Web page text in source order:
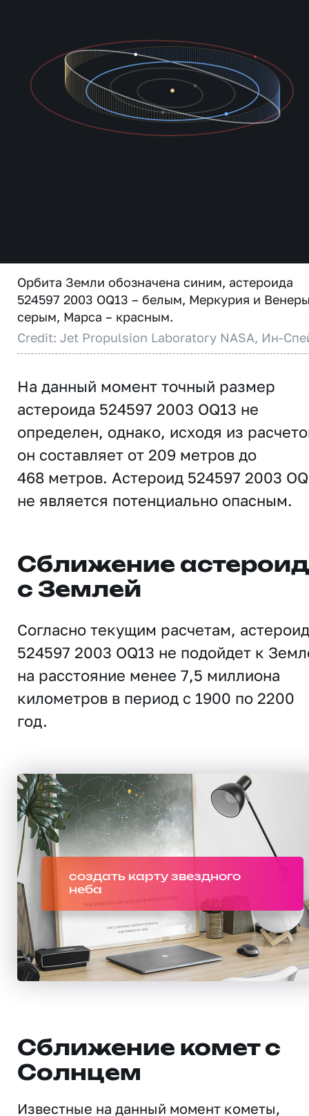
Орбита Земли обозначена синим, астероида
524597 2003 OQ13 – белым, Меркурия и
серым, Марса – красным.
Credit: Jet Propulsion Laboratory NASA, Ин-
На данный момент точный размер
астероида 524597 2003 OQ13 не
определен, однако, исходя из
он составляет от 209 метров до
468 метров. Астероид 524597 2003
не является потенциально опасным.
Сближение
с Землей
Согласно текущим расчетам, астероид
524597 2003 OQ13 не подойдет к
на расстояние менее 7,5 миллиона
километров в период с 1900 по 2200
год.
создать карту звездного
неба
Сближение комет с
Солнцем
Известные на данный момент кометы,